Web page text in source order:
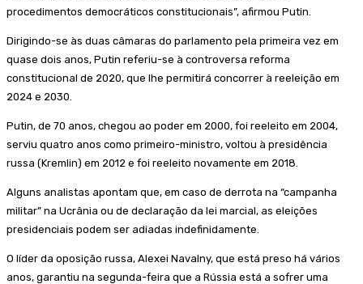
procedimentos democráticos constitucionais”, afirmou Putin.
Dirigindo-se às duas câmaras do parlamento pela primeira vez em
quase dois anos, Putin referiu-se à controversa reforma
constitucional de 2020, que lhe permitirá concorrer à reeleição em
2024 e 2030.
Putin, de 70 anos, chegou ao poder em 2000, foi reeleito em 2004,
serviu quatro anos como primeiro-ministro, voltou à presidência
russa (Kremlin) em 2012 e foi reeleito novamente em 2018.
Alguns analistas apontam que, em caso de derrota na “campanha
militar” na Ucrânia ou de declaração da lei marcial, as eleições
presidenciais podem ser adiadas indefinidamente.
O líder da oposição russa, Alexei Navalny, que está preso há vários
anos, garantiu na segunda-feira que a Rússia está a sofrer uma